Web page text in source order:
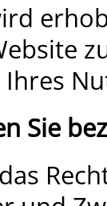
Sie